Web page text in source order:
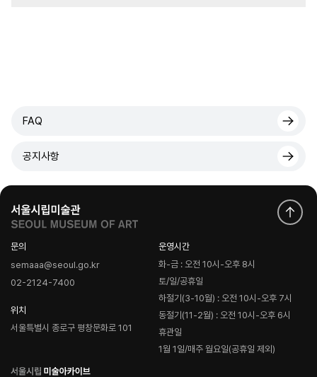
FAQ
공지사항
문의
semaaa@seoul.go.kr
02-2124-7400
위치
서울특별시 종로구 평창문화로 101
운영시간
화-금 : 오전 10시-오후 8시
토/일/공휴일
하절기(3-10월) : 오전 10시-오후 7시
동절기(11-2월) : 오전 10시-오후 6시
휴관일
1월 1일/매주 월요일(공휴일 제외)
로